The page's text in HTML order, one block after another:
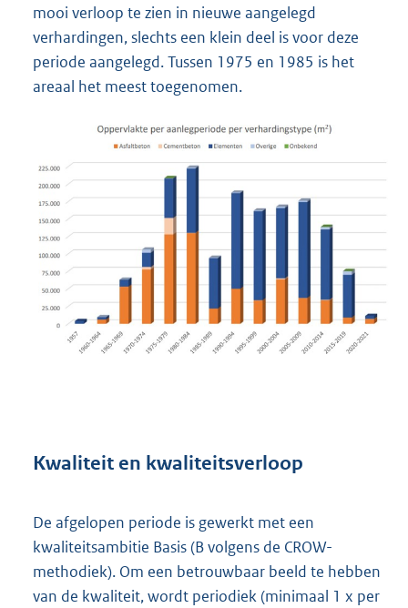
mooi verloop te zien in nieuwe aangelegd
verhardingen, slechts een klein deel is voor deze
periode aangelegd. Tussen 1975 en 1985 is het
areaal het meest toegenomen.
Kwaliteit en kwaliteitsverloop
De afgelopen periode is gewerkt met een
kwaliteitsambitie Basis (B volgens de CROW-
methodiek). Om een betrouwbaar beeld te hebben
van de kwaliteit, wordt periodiek (minimaal 1 x per